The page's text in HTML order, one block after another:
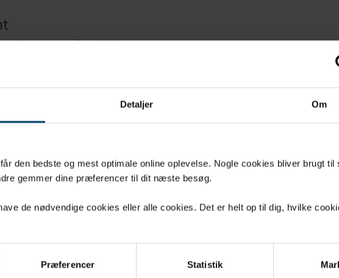
Detaljer Om
den bedste og mest optimale online oplevelse. Nogle cookies bliver brugt til
gemmer dine præferencer til dit næste besøg.
de nødvendige cookies eller alle cookies. Det er helt op til dig, hvilke
Præferencer Statistik
af varme-/kuldebro
de mindste ujævnheder
for skimmelsvamp og
klæb på en side.
18542